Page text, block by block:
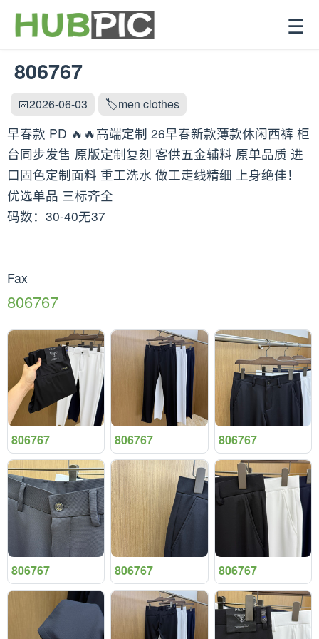
☰
806767
📅2026-06-03 🏷️men clothes
早春款 PD 🔥🔥高端定制 26早春新款薄款休闲西裤 柜
台同步发售 原版定制复刻 客供五金辅料 原单品质 进
口固色定制面料 重工洗水 做工走线精细 上身绝佳！
优选单品 三标齐全
码数：30-40无37
Fax
806767
806767 806767 806767
806767 806767 806767